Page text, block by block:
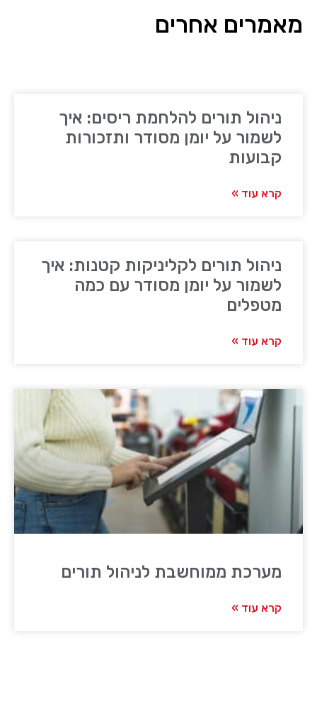
מאמרים אחרים
ניהול תורים להלחמת ריסים: איך
לשמור על יומן מסודר ותזכורות
קבועות
קרא עוד »
ניהול תורים לקליניקות קטנות: איך
לשמור על יומן מסודר עם כמה
מטפלים
קרא עוד »
מערכת ממוחשבת לניהול תורים
קרא עוד »